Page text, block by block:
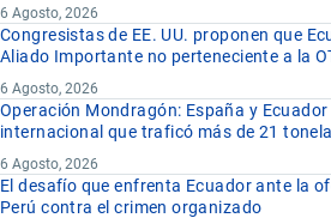
6 Agosto, 2026
Congresistas de EE. UU. proponen que
Aliado Importante no perteneciente a la
6 Agosto, 2026
Operación Mondragón: España y
internacional que traficó más de 21
6 Agosto, 2026
El desafío que enfrenta Ecuador ante la
Perú contra el crimen organizado